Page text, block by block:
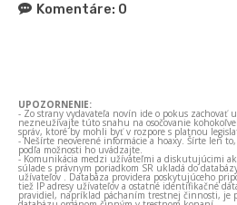
Komentáre: 0
UPOZORNENIE:
- Zo strany vydavateľa novín ide o pokus
nezneužívajte túto snahu na osočovanie
správ, ktoré by mohli byť v rozpore s platnou
- Nešírte neoverené informácie a hoaxy. Šírte len
podľa možnosti ho uvádzajte.
- Komunikácia medzi užívateľmi a diskutujúcimi
súlade s právnym poriadkom SR ukladá do
užívateľov . Databáza providera poskytujúceho
tiež IP adresy užívateľov a ostatné identifikačné
pravidiel, napríklad páchaním trestnej činnosti, je